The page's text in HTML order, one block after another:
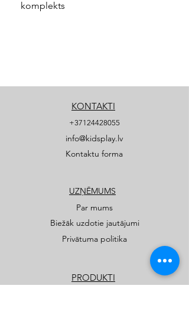
komplekts
KONTAKTI
+37124428055
info@kidsplay.lv
Kontaktu forma
UZŅĒMUMS
Par mums
Biežāk uzdotie jautājumi
Privātuma politika
PRODUKTI